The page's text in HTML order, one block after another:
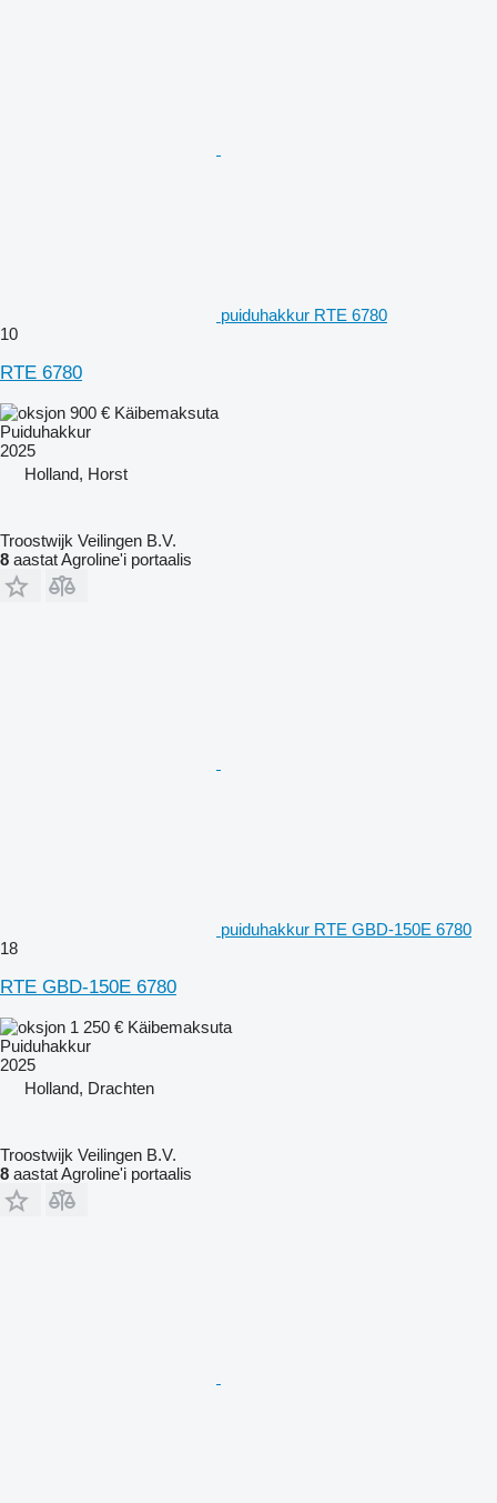
puiduhakkur RTE 6780
10
RTE 6780
900 € Käibemaksuta
Puiduhakkur
2025
Holland, Horst
Troostwijk Veilingen B.V.
8 aastat Agroline'i portaalis
puiduhakkur RTE GBD-150E 6780
18
RTE GBD-150E 6780
1 250 € Käibemaksuta
Puiduhakkur
2025
Holland, Drachten
Troostwijk Veilingen B.V.
8 aastat Agroline'i portaalis